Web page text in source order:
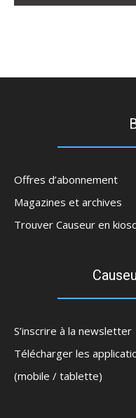
Offres d’abonnement
Magazines et archives
Trouver Causeur en
S’inscrire à la newsletter
Télécharger les
(mobile / tablette)